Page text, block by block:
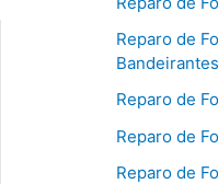
Reparo de
Bandeirantes
Reparo de
Reparo de
Reparo de